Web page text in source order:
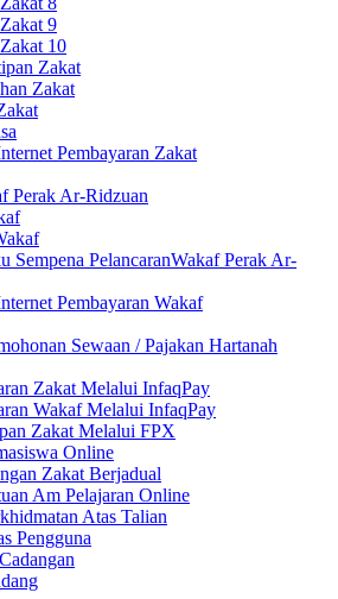
9
10
Zakat
Zakat
Pembayaran Zakat
Perak Ar-Ridzuan
Sempena PelancaranWakaf Perak Ar-
Pembayaran Wakaf
Sewaan / Pajakan Hartanah
Zakat Melalui InfaqPay
Wakaf Melalui InfaqPay
Zakat Melalui FPX
Online
Zakat Berjadual
Am Pelajaran Online
Atas Talian
Pengguna